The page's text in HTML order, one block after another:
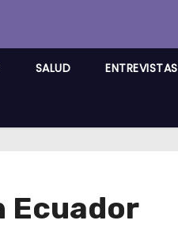
SALUD ENTREVISTAS
Ecuador